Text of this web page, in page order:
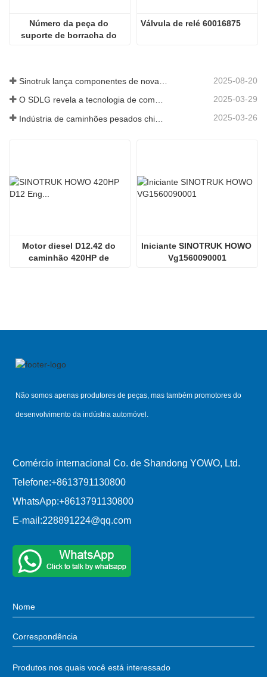
Número da peça do
suporte de borracha do
Válvula de relé 60016875
2025-08-20
O SDLG revela a tecnologia de componentes de caminhões de próxima geração para aumentar a eficiência da logística global 2025-03-29
2025-03-26
Motor diesel D12.42 do
caminhão 420HP de
Iniciante SINOTRUK HOWO
Vg1560090001
Não somos apenas produtores de peças, mas também promotores do
desenvolvimento da indústria automóvel.
Comércio internacional Co. de Shandong YOWO, Ltd.
Telefone:+8613791130800
WhatsApp:+8613791130800
E-mail:228891224@qq.com